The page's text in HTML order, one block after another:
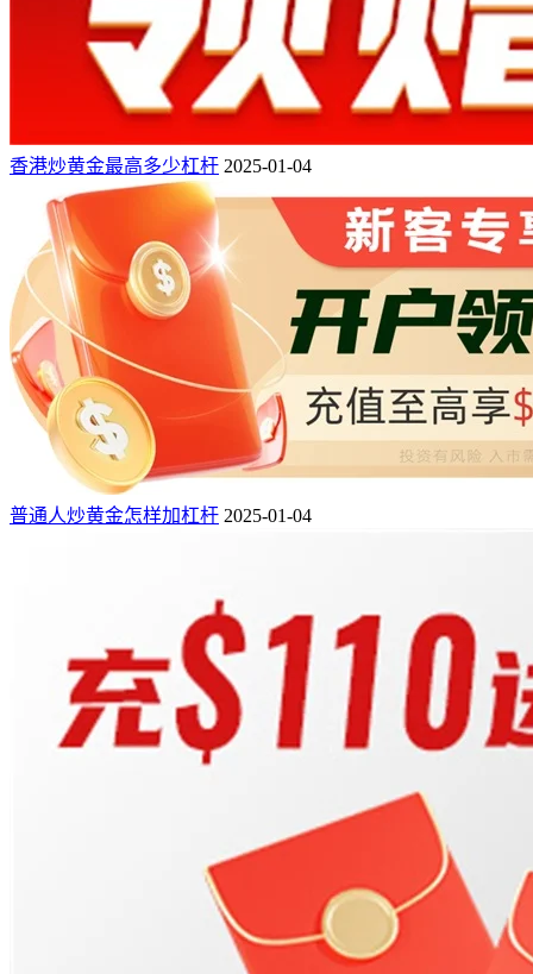
香港炒黄金最高多少杠杆 2025-01-04
普通人炒黄金怎样加杠杆 2025-01-04